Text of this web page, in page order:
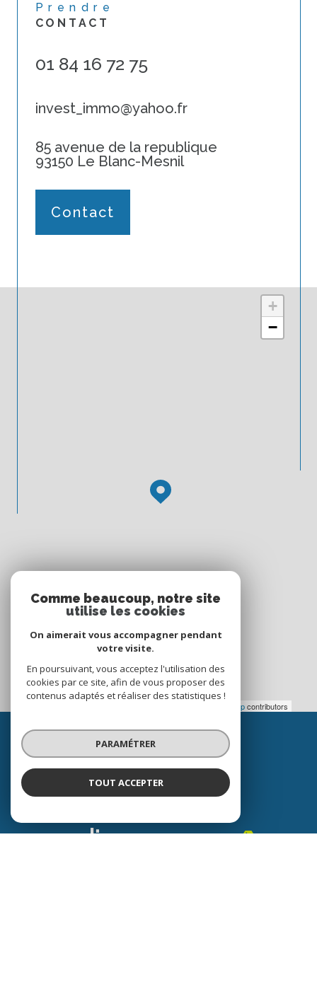
+
−
© OpenStreetMapcontributors
Prendre
CONTACT
01 84 16 72 75
invest_immo@yahoo.fr
85 avenue de la republique
93150 Le Blanc-Mesnil
Contact
Espace
PROPRIÉTAIRE
Se connecter
Nous
Comme beaucoup, notre site
utilise les cookies
On aimerait vous accompagner pendant
votre visite.
En poursuivant, vous acceptez l'utilisation des
cookies par ce site, afin de vous proposer des
contenus adaptés et réaliser des statistiques !
PARAMÉTRER
TOUT ACCEPTER